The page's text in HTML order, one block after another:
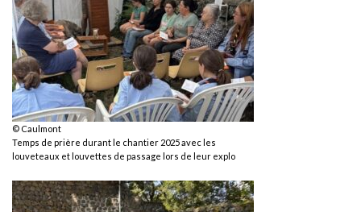
© Caulmont
Temps de prière durant le chantier 2025 avec les
louveteaux et louvettes de passage lors de leur explo